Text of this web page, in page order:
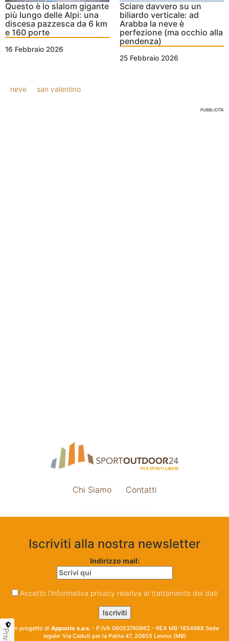
Questo è lo slalom gigante
più lungo delle Alpi: una
discesa pazzesca da 6 km
e 160 porte
16 Febbraio 2026
Sciare davvero su un
biliardo verticale: ad
Arabba la neve è
perfezione (ma occhio alla
pendenza)
25 Febbraio 2026
neve san valentino
PUBBLICITÀ
Chi Siamo Contatti
Iscriviti alla nostra newsletter
Indirizzo mail:
Accetto l'informativa privacy relativa al trattamento dei dati
Un progetto di Appunto s.a.s. - P.IVA 06053740962 - REA MB-1854968 Sede
legale: Via Caduti per la Patria 47, 20855 Lesmo (MB)